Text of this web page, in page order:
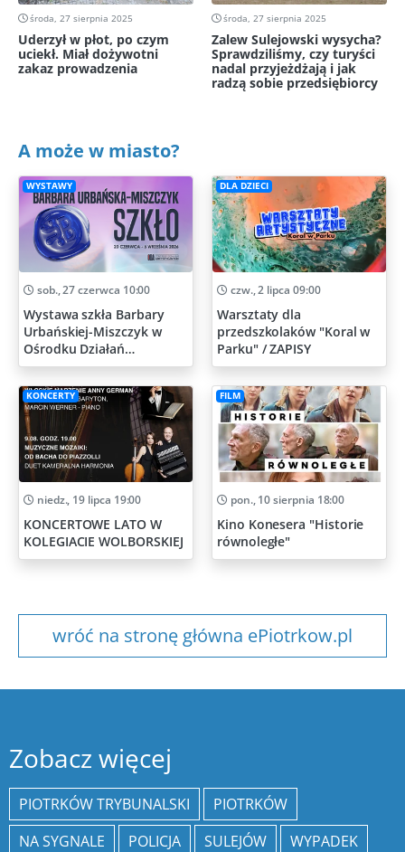
środa, 27 sierpnia 2025
Uderzył w płot, po czym
uciekł. Miał dożywotni
zakaz prowadzenia
środa, 27 sierpnia 2025
Zalew Sulejowski wysycha?
Sprawdziliśmy, czy turyści
nadal przyjeżdżają i jak
radzą sobie przedsiębiorcy
A może w miasto?
WYSTAWY
sob., 27 czerwca 10:00
Wystawa szkła Barbary
Urbańskiej-Miszczyk w
Ośrodku Działań
Artystycznych
DLA DZIECI
czw., 2 lipca 09:00
Warsztaty dla
przedszkolaków "Koral w
Parku" / ZAPISY
KONCERTY
niedz., 19 lipca 19:00
KONCERTOWE LATO W
KOLEGIACIE WOLBORSKIEJ
FILM
pon., 10 sierpnia 18:00
Kino Konesera "Historie
równoległe"
wróć na stronę główna ePiotrkow.pl
Zobacz więcej
PIOTRKÓW TRYBUNALSKI
PIOTRKÓW
NA SYGNALE
POLICJA SULEJÓW
WYPADEK